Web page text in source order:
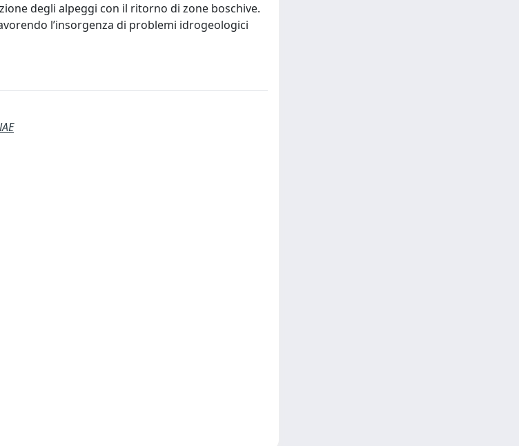
degli alpeggi con il ritorno di zone boschive.
l’insorgenza di problemi idrogeologici